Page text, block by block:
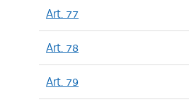
Art. 77
Art. 78
Art. 79